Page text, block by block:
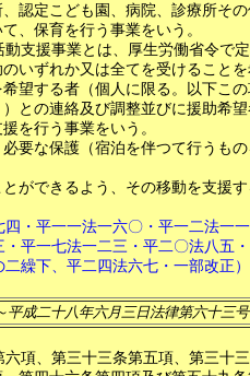
認定こども園、病院、診療所そ
、保育を行う事業をいう。
支援事業とは、厚生労働省令で
いずれか又は全てを受けること
望する者（個人に限る。以下こ
との連絡及び調整並びに援助希
を行う事業をいう。
要な保護（宿泊を伴つて行うも
ができるよう、その移動を支援
四・平一一法一六〇・平一二法一
平一七法一二三・平二〇法八五
繰下、平二四法六七・一部改正）
平成二十八年六月三日法律第六十三
六項、第三十三条第五項、第三十